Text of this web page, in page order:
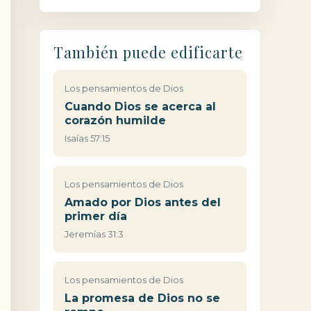
También puede edificarte
Los pensamientos de Dios
Cuando Dios se acerca al
corazón humilde
Isaías 57:15
Los pensamientos de Dios
Amado por Dios antes del
primer día
Jeremías 31:3
Los pensamientos de Dios
La promesa de Dios no se